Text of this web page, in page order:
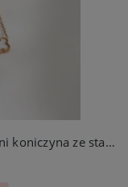
Komplet biżuterii biała perłowa mini koniczyna ze stali szlachetnej